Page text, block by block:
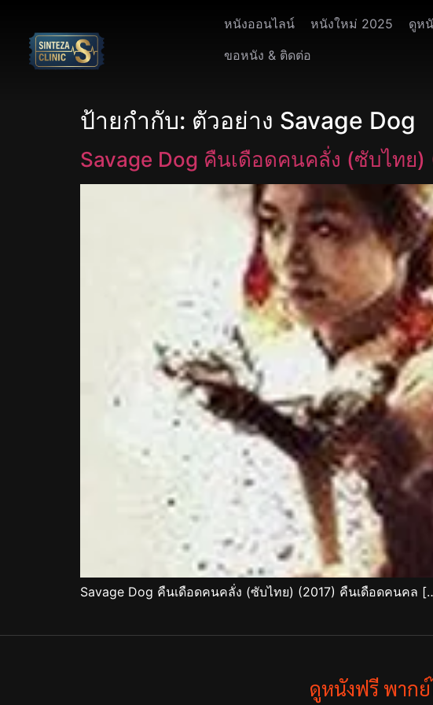
หนังออนไลน์ หนังใหม่ 2025 ดูห
ขอหนัง & ติดต่อ
ป้ายกำกับ: ตัวอย่าง Savage Dog
Savage Dog คืนเดือดคนคลั่ง (ซับไทย)
Savage Dog คืนเดือดคนคลั่ง (ซับไทย) (2017) คืนเดือดคนคล
ดูหนังฟรี พาก